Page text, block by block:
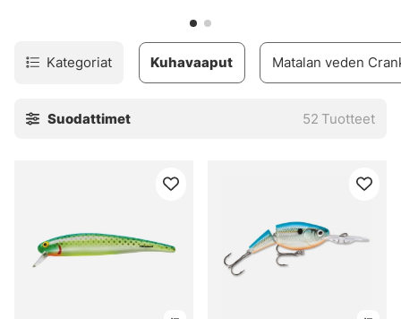
Kategoriat Matalan veden
Kuhavaaput
Suodattimet 52 Tuotteet